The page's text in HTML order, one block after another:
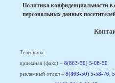
Политика конфиденциальности в
персональных данных
Телефоны:
приемная (факс) – 8(863-50) 5-08-50
рекламный отдел – 8(863-50) 5-58-76